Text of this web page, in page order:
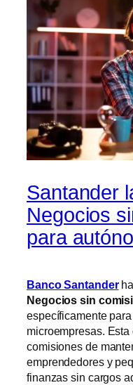
Santander
Negocios
para
Banco Santander
Negocios sin
específicamente para
microempresas.
comisiones de
emprendedores y
finanzas sin cargos